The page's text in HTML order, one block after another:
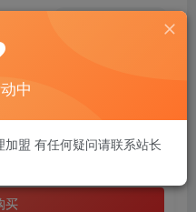
0 147 77
买
中
盟 有任何疑问请联系站长